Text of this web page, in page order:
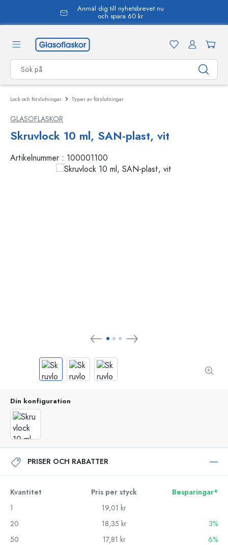
Anmäl dig till nyhetsbrevet nu
och spara 60 kr
Lock och förslutningar Typer av förslutningar
GLASOFLASKOR
Skruvlock 10 ml, SAN-plast, vit
Artikelnummer : 100001100
Din konfiguration
PRISER OCH RABATTER
Kvantitet Pris per styck
Besparingar*
1
19,01 kr
20
18,35 kr
3%
50
17,81 kr
6%